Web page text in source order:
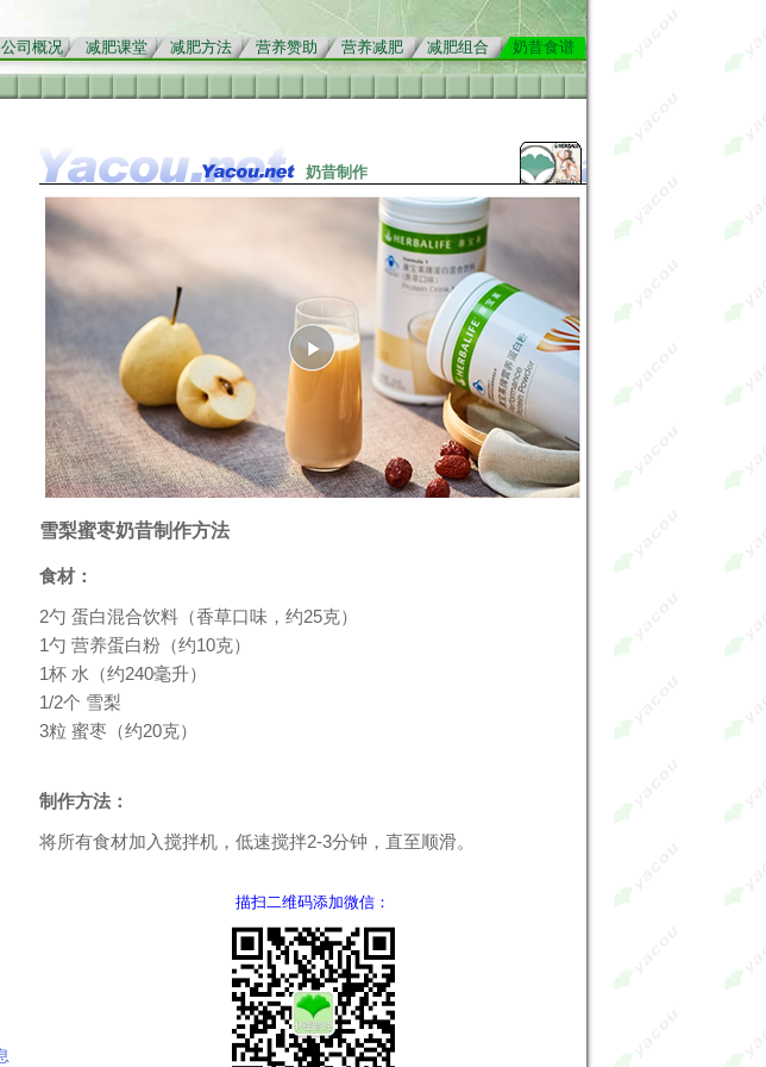
公司概况 减肥课堂 减肥方法 营养赞助 营养减肥 减肥组合 奶昔食谱
奶昔制作
雪梨蜜枣奶昔制作方法
食材：
2勺 蛋白混合饮料（香草口味，约25克）
1勺 营养蛋白粉（约10克）
1杯 水（约240毫升）
1/2个 雪梨
3粒 蜜枣（约20克）
制作方法：
将所有食材加入搅拌机，低速搅拌2-3分钟，直至顺滑。
描扫二维码添加微信：